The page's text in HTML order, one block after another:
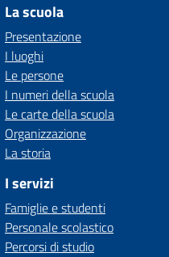
La scuola
Presentazione
I luoghi
Le persone
I numeri della scuola
Le carte della scuola
Organizzazione
La storia
I servizi
Famiglie e studenti
Personale scolastico
Percorsi di studio